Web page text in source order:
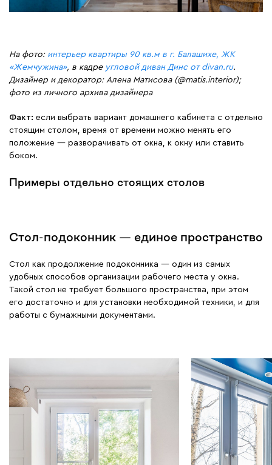
На фото: интерьер квартиры 90 кв.м в г. Балашихе, ЖК
«Жемчужина», в кадре угловой диван Динс от divan.ru.
Дизайнер и декоратор: Алена Матисова (@matis.interior);
фото из личного архива дизайнера
Факт: если выбрать вариант домашнего кабинета с отдельно
стоящим столом, время от времени можно менять его
положение — разворачивать от окна, к окну или ставить
боком.
Примеры отдельно стоящих столов
Стол-подоконник — единое пространство
Стол как продолжение подоконника — один из самых
удобных способов организации рабочего места у окна.
Такой стол не требует большого пространства, при этом
его достаточно и для установки необходимой техники, и для
работы с бумажными документами.